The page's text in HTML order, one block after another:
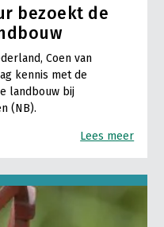
bezoekt de
Coen van
kennis met de
landbouw bij
(NB).
Lees meer